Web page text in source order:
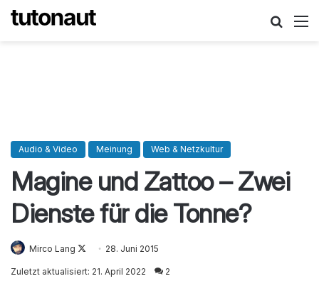
Audio & Video Meinung Web & Netzkultur
Magine und Zattoo – Zwei
Dienste für die Tonne?
Mirco Lang
Follow
on
28. Juni 2015
Zuletzt aktualisiert: 21. April 2022 2